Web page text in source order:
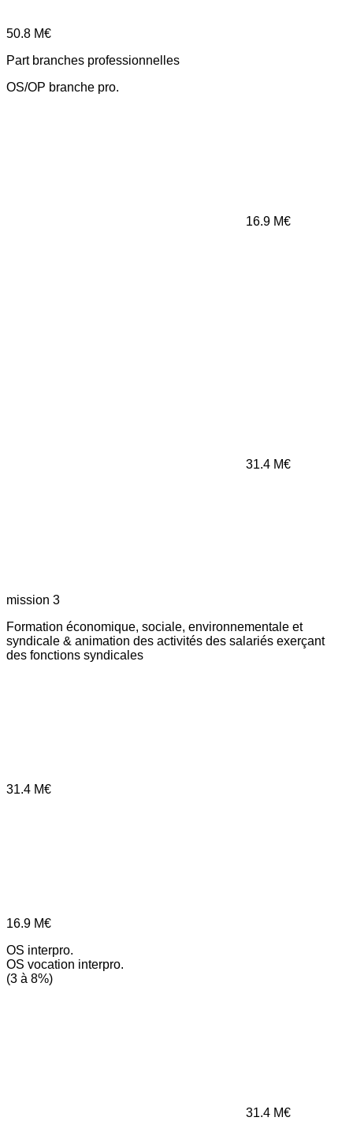
50.8 M€
Part branches professionnelles
OS/OP branche pro.
16.9 M€
31.4 M€
mission 3
Formation économique, sociale, environnementale et
syndicale & animation des activités des salariés exerçant
des fonctions syndicales
31.4 M€
16.9 M€
OS interpro.
OS vocation interpro.
(3 à 8%)
31.4 M€